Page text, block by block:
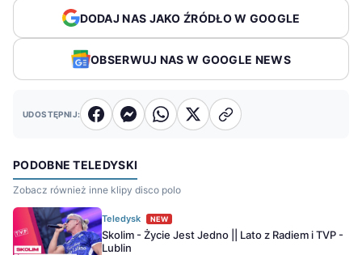
DODAJ NAS JAKO ŹRÓDŁO W GOOGLE
OBSERWUJ NAS W GOOGLE NEWS
UDOSTĘPNIJ:
PODOBNE TELEDYSKI
Zobacz również inne klipy disco polo
Teledysk NEW
Skolim - Życie Jest Jedno || Lato z Radiem i TVP -
Lublin